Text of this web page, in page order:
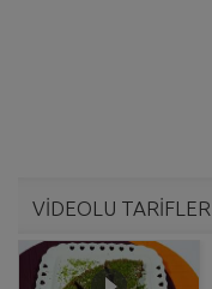
VİDEOLU TARİFLER